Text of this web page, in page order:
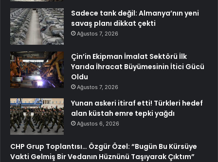
Sadece tank değil: Almanya’nın yeni
savaş planı dikkat çekti
Ağustos 7, 2026
Çin’in Ekipman İmalat Sektörü İlk
Yarıda İhracat Büyümesinin İtici Gücü
Oldu
Ağustos 7, 2026
Yunan askeri itiraf etti! Türkleri hedef
alan küstah emre tepki yağdı
Ağustos 6, 2026
CHP Grup Toplantısı… Özgür Özel: “Bugün Bu Kürsüye
Vakti Gelmiş Bir Vedanın Hüznünü Taşıyarak Çıktım”